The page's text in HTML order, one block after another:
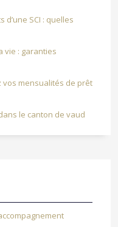
SCI : quelles
vie : garanties
vos mensualités de prêt
le canton de vaud